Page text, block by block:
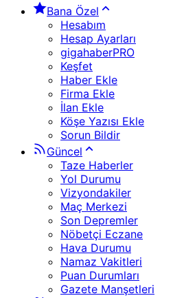
Bana Özel
Hesabım
Hesap Ayarları
gigahaberPRO
Keşfet
Haber Ekle
Firma Ekle
İlan Ekle
Köşe Yazısı Ekle
Sorun Bildir
Güncel
Taze Haberler
Yol Durumu
Vizyondakiler
Maç Merkezi
Son Depremler
Nöbetçi Eczane
Hava Durumu
Namaz Vakitleri
Puan Durumları
Gazete Manşetleri